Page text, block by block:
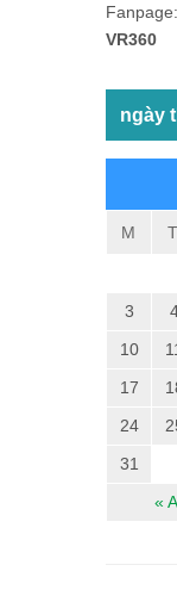
Fanpage:
VR360
ngày
M T
«
3
10
17
24
31